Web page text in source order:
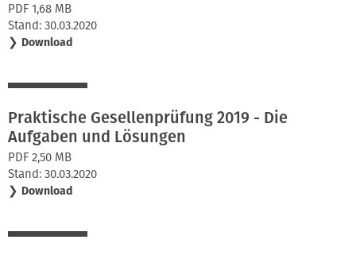
PDF 1,68 MB
Stand: 30.03.2020
❯ Download
Praktische Gesellenprüfung 2019 - Die
Aufgaben und Lösungen
PDF 2,50 MB
Stand: 30.03.2020
❯ Download